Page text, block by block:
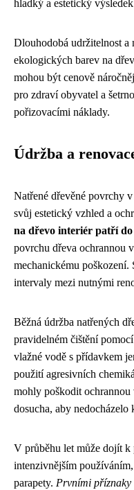
hladký a estetický
Dlouhodobá udržitelnost
ekologických barev na
mohou být cenově
pro zdraví obyvatel a
pořizovacími náklady.
Údržba a
Natřené dřevěné povrchy
svůj estetický vzhled a
na dřevo interiér patří
povrchu dřeva ochrannou
mechanickému
intervaly mezi nutnými
Běžná údržba natřených
pravidelném čištění
vlažné vodě s přídavkem
použití agresivních
mohly poškodit
dosucha, aby
V průběhu let může dojít k
intenzivnějším
parapety. Prvními příznaky